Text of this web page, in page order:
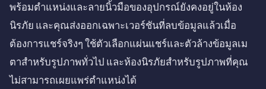
พร้อมตำแหน่งและลายนิ้วมือของอุปกรณ์ยังคงอยู่ในห้อง
นิรภัย และคุณส่งออกเฉพาะเวอร์ชันที่ลบข้อมูลแล้วเมื่อ
ต้องการแชร์จริงๆ ใช้ตัวเลือกแผ่นแชร์และตัวล้างข้อมูลเม
ตาสำหรับรูปภาพทั่วไป และห้องนิรภัยสำหรับรูปภาพที่คุณ
ไม่สามารถเผยแพร่ตำแหน่งได้